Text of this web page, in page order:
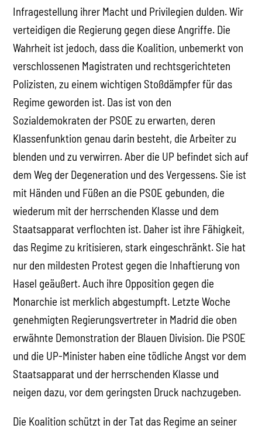
Infragestellung ihrer Macht und Privilegien dulden. Wir
verteidigen die Regierung gegen diese Angriffe. Die
Wahrheit ist jedoch, dass die Koalition, unbemerkt von
verschlossenen Magistraten und rechtsgerichteten
Polizisten, zu einem wichtigen Stoßdämpfer für das
Regime geworden ist. Das ist von den
Sozialdemokraten der PSOE zu erwarten, deren
Klassenfunktion genau darin besteht, die Arbeiter zu
blenden und zu verwirren. Aber die UP befindet sich auf
dem Weg der Degeneration und des Vergessens. Sie ist
mit Händen und Füßen an die PSOE gebunden, die
wiederum mit der herrschenden Klasse und dem
Staatsapparat verflochten ist. Daher ist ihre Fähigkeit,
das Regime zu kritisieren, stark eingeschränkt. Sie hat
nur den mildesten Protest gegen die Inhaftierung von
Hasel geäußert. Auch ihre Opposition gegen die
Monarchie ist merklich abgestumpft. Letzte Woche
genehmigten Regierungsvertreter in Madrid die oben
erwähnte Demonstration der Blauen Division. Die PSOE
und die UP-Minister haben eine tödliche Angst vor dem
Staatsapparat und der herrschenden Klasse und
neigen dazu, vor dem geringsten Druck nachzugeben.
Die Koalition schützt in der Tat das Regime an seiner